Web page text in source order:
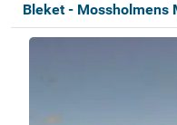
Bleket - Mossholmens